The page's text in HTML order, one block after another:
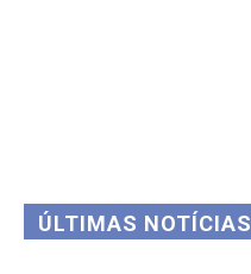
ÚLTIMAS NOTÍCIAS